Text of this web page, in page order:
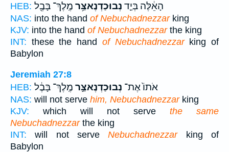
HEB:
הָאֵ֔לֶּה בְּיַ֛ד נְבוּכַדְנֶאצַּ֥ר מֶֽלֶךְ־ בָּבֶ֖ל
NAS: into the hand of Nebuchadnezzarking
KJV: into the hand of Nebuchadnezzarthe king
INT: these the hand of Nebuchadnezzarking of
Babylon
Jeremiah 27:8
HEB:
אֹתוֹ֙ אֶת־ נְבוּכַדְנֶאצַּ֣ר מֶֽלֶךְ־ בָּבֶ֔ל
NAS: will not serve him, Nebuchadnezzarking
KJV: which will not serve the same
Nebuchadnezzarthe king
INT: will not serveNebuchadnezzarking of
Babylon